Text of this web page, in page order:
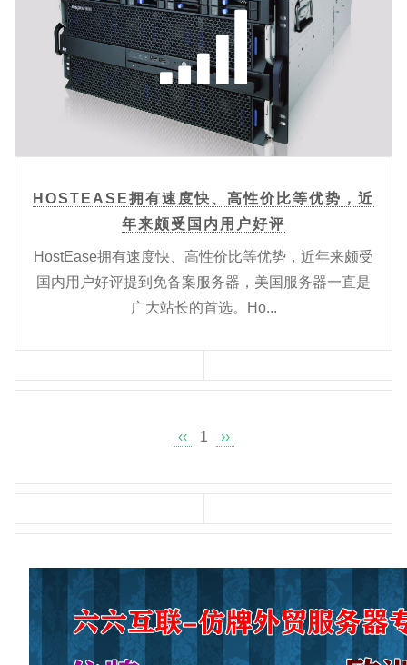
HOSTEASE拥有速度快、高性价比等优势，近
年来颇受国内用户好评
HostEase拥有速度快、高性价比等优势，近年来颇受
国内用户好评提到免备案服务器，美国服务器一直是
广大站长的首选。Ho...
‹‹ 1 ››